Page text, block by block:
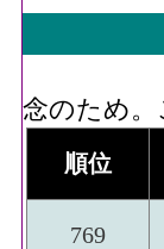
念のため
順位
769